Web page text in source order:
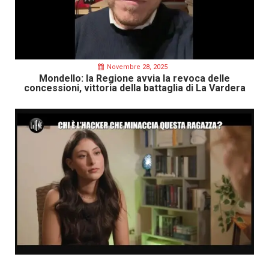
Novembre 28, 2025
Mondello: la Regione avvia la revoca delle
concessioni, vittoria della battaglia di La Vardera